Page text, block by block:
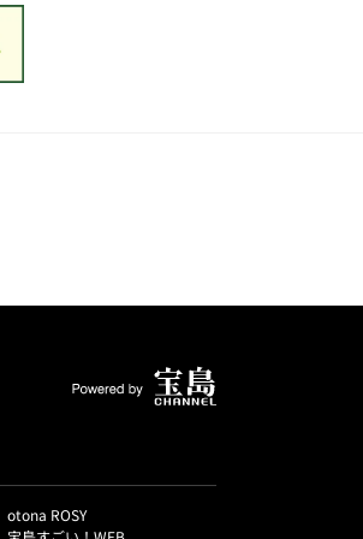
otona ROSY